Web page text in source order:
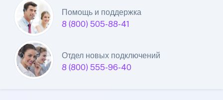
Помощь и поддержка
8 (800) 505-88-41
Отдел новых подключений
8 (800) 555-96-40
Кемеровский филиал
Единой Системы
Подключений
интернета